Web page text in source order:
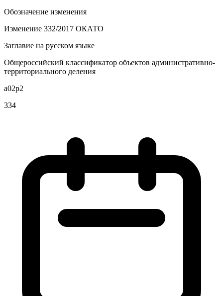
Обозначение изменения
Изменение 332/2017 ОКАТО
Заглавие на русском языке
Общероссийский классификатор объектов административно-
территориального деления
a02p2
334